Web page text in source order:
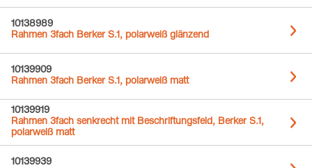
10138989
Rahmen 3fach Berker S.1, polarweiß glänzend
10139909
Rahmen 3fach Berker S.1, polarweiß matt
10139919
Rahmen 3fach senkrecht mit Beschriftungsfeld, Berker S.1,
polarweiß matt
10139939